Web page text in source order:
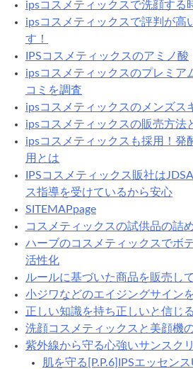
ipsコスメティックスで洗顔する
ipsコスメティックスで評判が高
す！
IPSコスメティックスのアミノ酸
ipsコスメティックスのプレミア
コミを調査
ipsコスメティックスのメンズス
ipsコスメティックスの販売方法
ipsコスメティックスも採用！発
用とは
IPSコスメティックス販社は
ス指導を受けているから安心
SITEMAPpage
コスメティックスの試供品の詰
ハーブのコスメティックスでボ
活性化
ルールに基づいた商品を販売し
小ジワなどのエイジングサイン
正しい知識を持ち正しいと信じ
洗顔コスメティックスと美顔機
紫外線から守る心強いサンスク
肌を守る[P.P.6]IPSエッセン